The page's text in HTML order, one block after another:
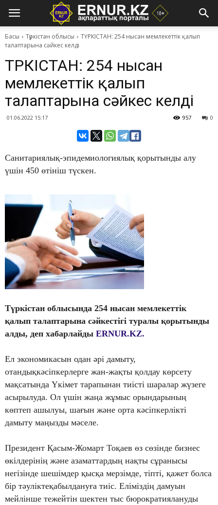
Басы Түркістан облысы
ТҮРКІСТАН: 254 нысан мемлекеттік қалып
талаптарына сәйкес келді
ТҮРКІСТАН: 254 нысан
мемлекеттік қалып
талаптарына сәйкес келді
01.06.2022 15:17 0
957
Санитариялық-эпидемиологиялық қорытынды алу
үшін 450 өтініш түскен.
Түркістан облысында 254 нысан мемлекеттік
қалып талаптарына сәйкестігі туралы қорытынды
алды, деп хабарлайды ERNUR.KZ.
Ел экономикасын одан әрі дамыту,
отандықкәсіпкерлерге жан-жақты қолдау көрсету
мақсатында Үкімет тарапынан тиісті шаралар жүзеге
асырылуда. Ол үшін жаңа жұмыс орындарының
көптеп ашылуы, шағын және орта кәсіпкерлікті
дамыту маңызды мәселе.
Президент Қасым-Жомарт Тоқаев өз сөзінде бизнес
өкілдерінің және азаматтардың нақты сұранысы
негізінде шешімдер қысқа мерзімде, тіпті, қажет болса
бір тәуліктеқабылдануға тиіс. Еліміздің дамуын
мейлінше тежейтін шектен тыс бюрократиялануды